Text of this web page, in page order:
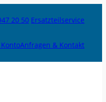
20 50 Ersatzteilservice
Anfragen & Kontakt